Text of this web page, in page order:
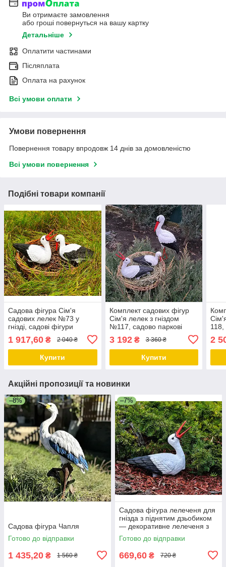
Ви отримаєте замовлення
або гроші повернуться на вашу картку
Детальніше
Оплатити частинами
Післяплата
Оплата на рахунок
Всі умови оплати
Умови повернення
Повернення товару впродовж 14 днів за домовленістю
Всі умови повернення
Подібні товари компанії
Садова фігура Сім'я
садових лелек №73 у
гнізді, садові фігури
садово паркові скульптури
лелеки, лелеки для
1 917,60 ₴ 2 040 ₴
Купити
Комплект садових фігур
Сім'я лелек з гніздом
№117, садово паркові
декоративні лелеки в гнізді
із полістоуну
3 192₴ 3 360 ₴
Купити
118,
із
2
Акційні пропозиції та новинки
–8%
Cадова фігура Чапля
Готово до відправки
1 435,20 ₴ 1 560 ₴
–7%
Садова фігура лелеченя для
гнізда з піднятим дзьобиком
— декоративне лелеченя з
полістоуну, 29×11×32 см
Готово до відправки
669,60 ₴ 720 ₴